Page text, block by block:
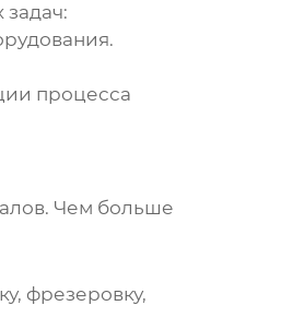
процесса
Чем больше
фрезеровку,